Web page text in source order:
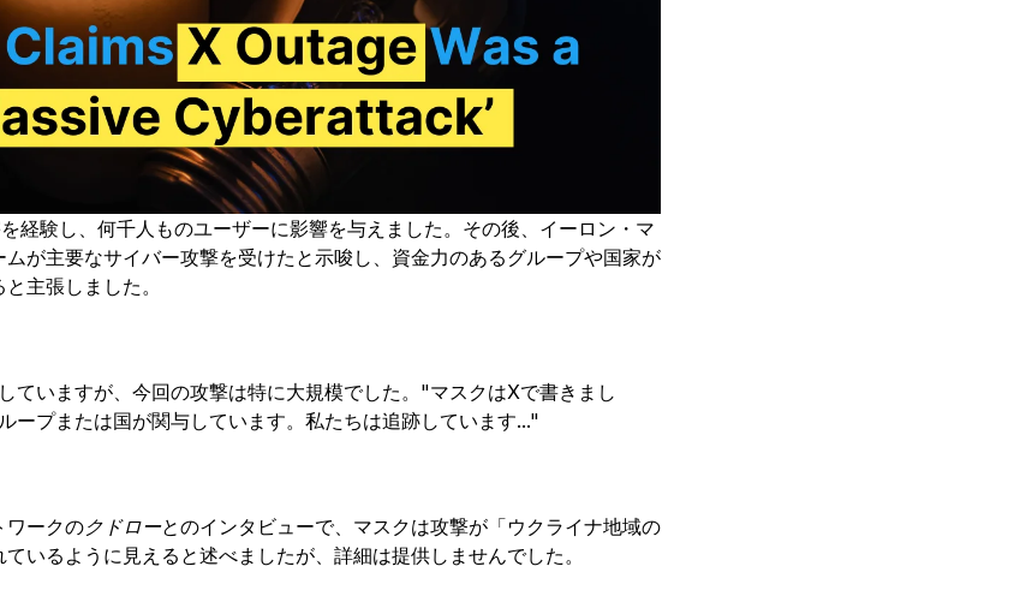
経験し、何千人ものユーザーに影響を与えました。その後、イーロン・マ
が主要なサイバー攻撃を受けたと示唆し、資金力のあるグループや国家が
主張しました。
ていますが、今回の攻撃は特に大規模でした。"マスクはXで書きまし
ープまたは国が関与しています。私たちは追跡しています..."
ワークのクドローとのインタビューで、マスクは攻撃が「ウクライナ地域の
いるように見えると述べましたが、詳細は提供しませんでした。